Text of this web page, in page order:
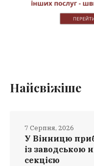
Найсвіжіше
У Вінницю
із заводською
секцією
7 Серпня, 2026